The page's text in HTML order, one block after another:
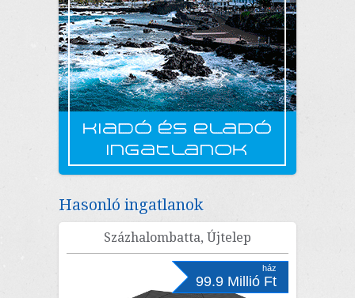
Hasonló ingatlanok
Százhalombatta, Újtelep
ház
99.9 Millió Ft